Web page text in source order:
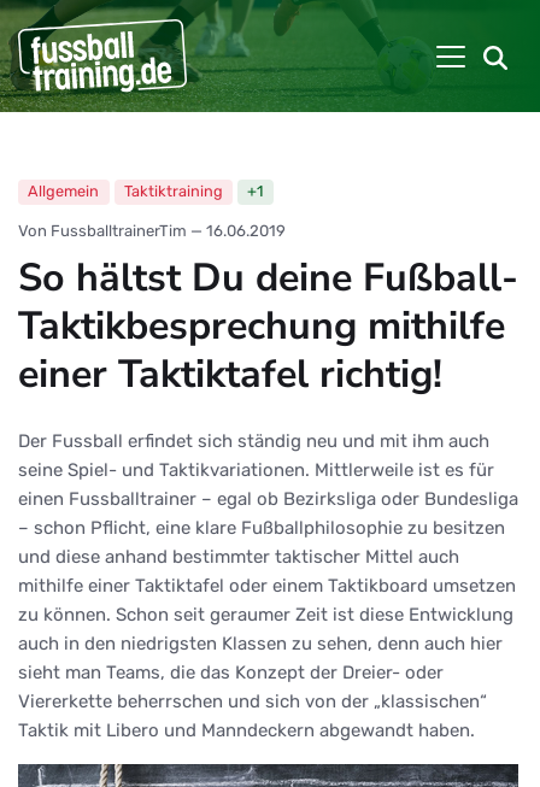
Allgemein Taktiktraining +1
Von FussballtrainerTim — 16.06.2019
So hältst Du deine Fußball-
Taktikbesprechung mithilfe
einer Taktiktafel richtig!
Der Fussball erfindet sich ständig neu und mit ihm auch
seine Spiel- und Taktikvariationen. Mittlerweile ist es für
einen Fussballtrainer – egal ob Bezirksliga oder Bundesliga
– schon Pflicht, eine klare Fußballphilosophie zu besitzen
und diese anhand bestimmter taktischer Mittel auch
mithilfe einer Taktiktafel oder einem Taktikboard umsetzen
zu können. Schon seit geraumer Zeit ist diese Entwicklung
auch in den niedrigsten Klassen zu sehen, denn auch hier
sieht man Teams, die das Konzept der Dreier- oder
Viererkette beherrschen und sich von der „klassischen“
Taktik mit Libero und Manndeckern abgewandt haben.